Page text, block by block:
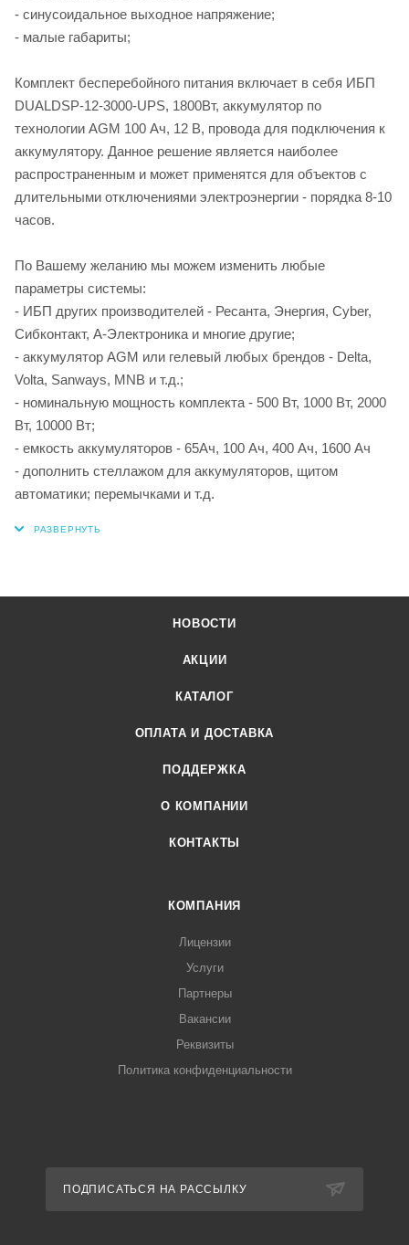
- синусоидальное выходное напряжение;
- малые габариты;
Комплект бесперебойного питания включает в себя ИБП
DUALDSP-12-3000-UPS, 1800Вт, аккумулятор по
технологии AGM 100 Ач, 12 В, провода для подключения к
аккумулятору. Данное решение является наиболее
распространенным и может применятся для объектов с
длительными отключениями электроэнергии - порядка 8-10
часов.
По Вашему желанию мы можем изменить любые
параметры системы:
- ИБП других производителей - Ресанта, Энергия, Cyber,
Сибконтакт, А-Электроника и многие другие;
- аккумулятор AGM или гелевый любых брендов - Delta,
Volta, Sanways, MNB и т.д.;
- номинальную мощность комплекта - 500 Вт, 1000 Вт, 2000
Вт, 10000 Вт;
- емкость аккумуляторов - 65Ач, 100 Ач, 400 Ач, 1600 Ач
- дополнить стеллажом для аккумуляторов, щитом
автоматики; перемычками и т.д.
НОВОСТИ
АКЦИИ
КАТАЛОГ
ОПЛАТА И ДОСТАВКА
ПОДДЕРЖКА
О КОМПАНИИ
КОНТАКТЫ
КОМПАНИЯ
Лицензии
Услуги
Партнеры
Вакансии
Реквизиты
Политика конфиденциальности
ПОДПИСАТЬСЯ НА РАССЫЛКУ